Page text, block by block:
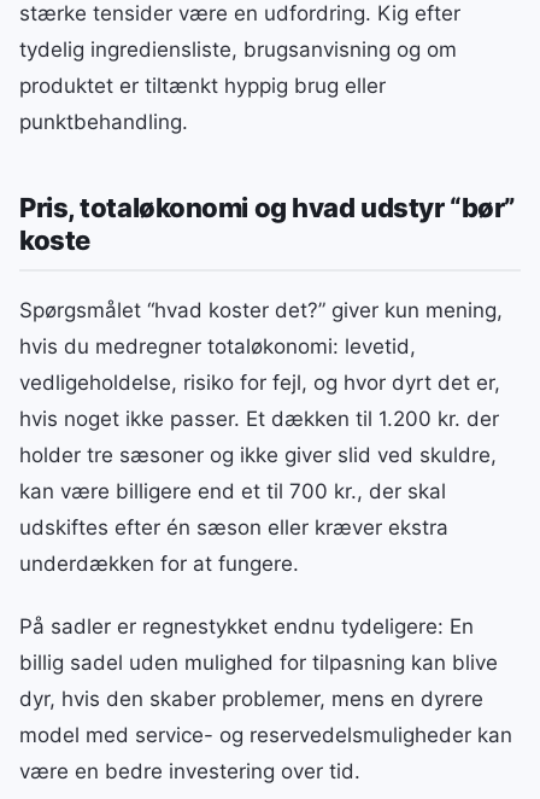
stærke tensider være en udfordring. Kig efter
tydelig ingrediensliste, brugsanvisning og om
produktet er tiltænkt hyppig brug eller
punktbehandling.
Pris, totaløkonomi og hvad udstyr “bør”
koste
Spørgsmålet “hvad koster det?” giver kun mening,
hvis du medregner totaløkonomi: levetid,
vedligeholdelse, risiko for fejl, og hvor dyrt det er,
hvis noget ikke passer. Et dækken til 1.200 kr. der
holder tre sæsoner og ikke giver slid ved skuldre,
kan være billigere end et til 700 kr., der skal
udskiftes efter én sæson eller kræver ekstra
underdækken for at fungere.
På sadler er regnestykket endnu tydeligere: En
billig sadel uden mulighed for tilpasning kan blive
dyr, hvis den skaber problemer, mens en dyrere
model med service- og reservedelsmuligheder kan
være en bedre investering over tid.